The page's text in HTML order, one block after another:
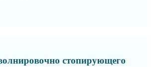
стопирующего